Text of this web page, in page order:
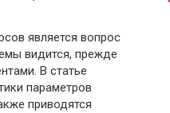
является вопрос
видится, прежде
В статье
параметров
приводятся